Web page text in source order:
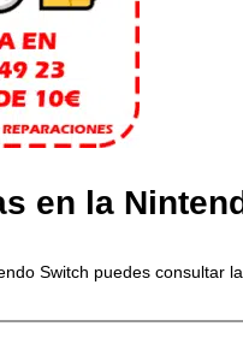
en la
Switch puedes consultar